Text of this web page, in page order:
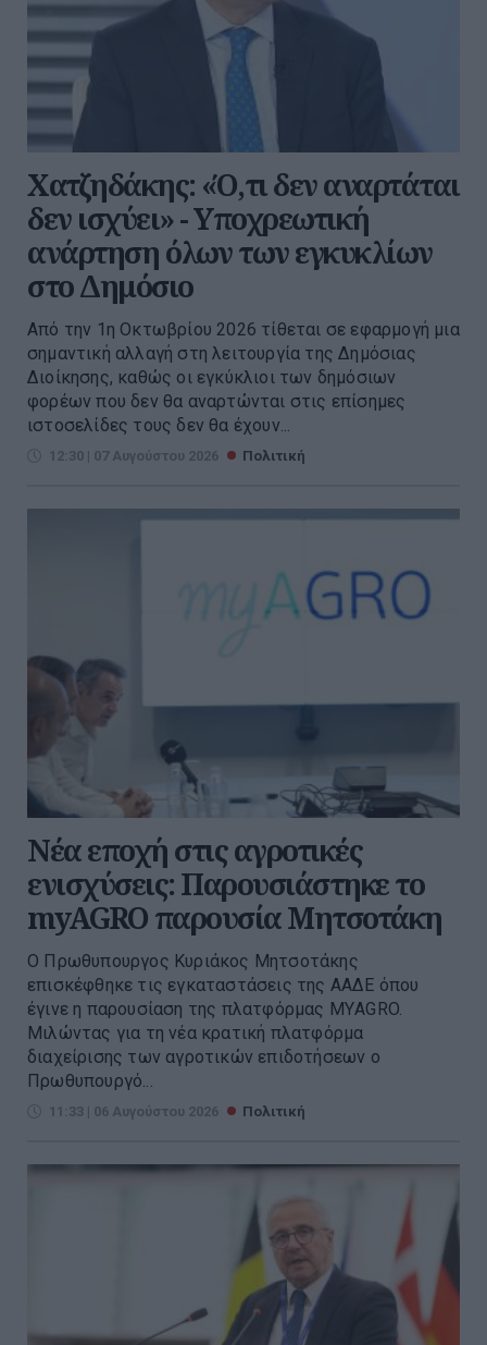
Χατζηδάκης: «Ό,τι δεν αναρτάται
δεν ισχύει» - Υποχρεωτική
ανάρτηση όλων των εγκυκλίων
στο Δημόσιο
Από την 1η Οκτωβρίου 2026 τίθεται σε εφαρμογή μια
σημαντική αλλαγή στη λειτουργία της Δημόσιας
Διοίκησης, καθώς οι εγκύκλιοι των δημόσιων
φορέων που δεν θα αναρτώνται στις επίσημες
ιστοσελίδες τους δεν θα έχουν...
12:30 | 07 Αυγούστου 2026 Πολιτική
Νέα εποχή στις αγροτικές
ενισχύσεις: Παρουσιάστηκε το
myAGRO παρουσία Μητσοτάκη
O Πρωθυπουργος Κυριάκος Μητσοτάκης
επισκέφθηκε τις εγκαταστάσεις της ΑΑΔΕ όπου
έγινε η παρουσίαση της πλατφόρμας ΜΥAGRO.
Μιλώντας για τη νέα κρατική πλατφόρμα
διαχείρισης των αγροτικών επιδοτήσεων ο
Πρωθυπουργό...
11:33 | 06 Αυγούστου 2026 Πολιτική